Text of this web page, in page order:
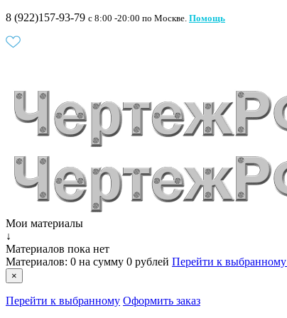
8 (922)157-93-79 c 8:00 -20:00 по Москве. Помощь
Мои материалы
↓
Материалов пока нет
Материалов: 0 на сумму 0 рублей Перейти к выбранному
×
Перейти к выбранному Оформить заказ